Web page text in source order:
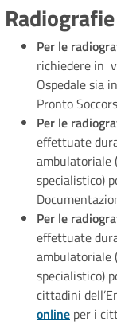
Radiografie
Per le
richiedere in
Ospedale sia
Pronto
Per le
effettuate
ambulatoriale
specialistico)
Per le
effettuate
ambulatoriale
specialistico)
cittadini
online per i